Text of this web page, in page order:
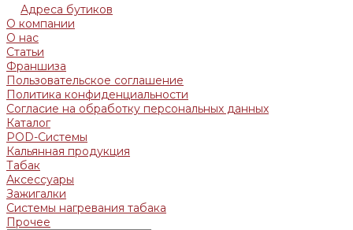
Адреса бутиков
О компании
О нас
Статьи
Франшиза
Пользовательское соглашение
Политика конфиденциальности
Согласие на обработку персональных данных
Каталог
POD-Системы
Кальянная продукция
Табак
Аксессуары
Зажигалки
Системы нагревания табака
Прочее